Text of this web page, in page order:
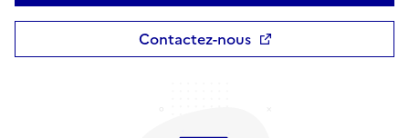
Contactez-nous